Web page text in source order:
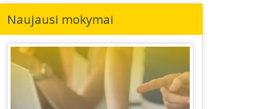
Naujausi mokymai